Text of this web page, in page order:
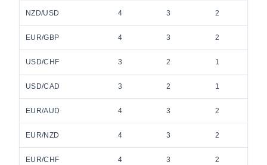
NZD/USD 4 3 2
EUR/GBP 4 3 2
USD/CHF 3 2 1
USD/CAD 3 2 1
EUR/AUD 4 3 2
EUR/NZD 4 3 2
EUR/CHF 4 3 2